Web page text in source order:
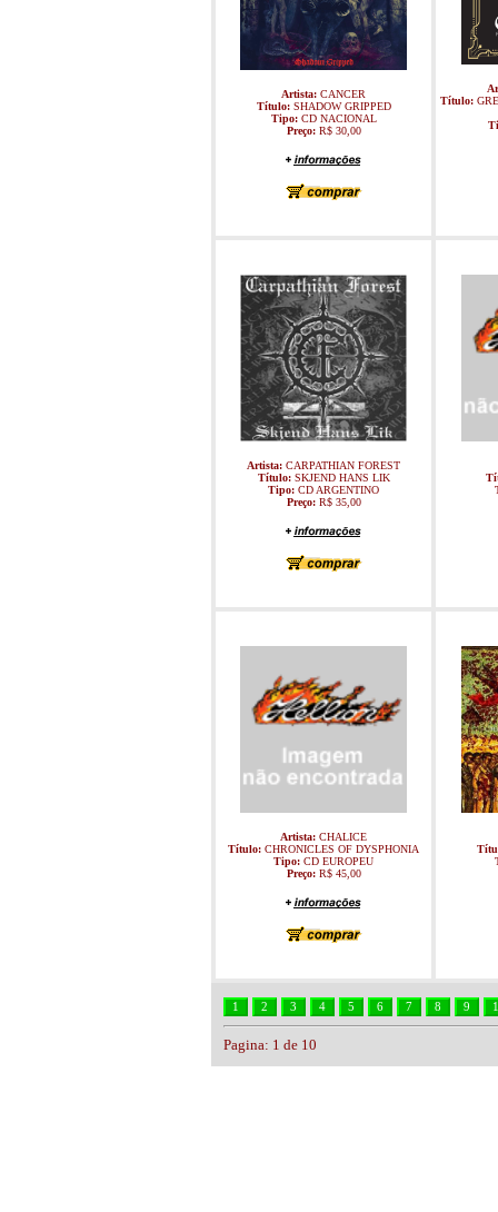
Artista: CANCER
Título: SHADOW GRIPPED
Tipo: CD NACIONAL
Preço: R$ 30,00
Título:
Artista: CARPATHIAN FOREST
Título: SKJEND HANS LIK
Tipo: CD ARGENTINO
Preço: R$ 35,00
Artista: CHALICE
Título: CHRONICLES OF DYSPHONIA
Tipo: CD EUROPEU
Preço: R$ 45,00
Pagina: 1 de 10